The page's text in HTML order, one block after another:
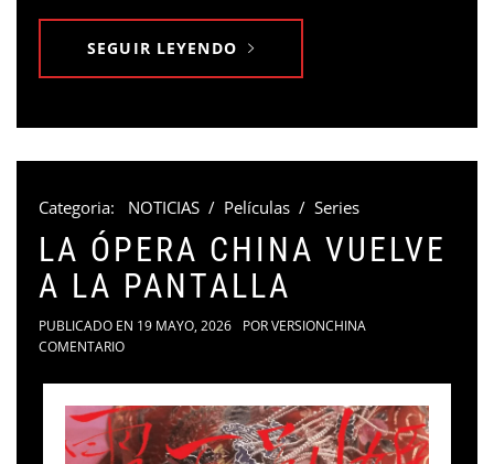
SEGUIR LEYENDO
Categoria: NOTICIAS / Películas / Series
LA ÓPERA CHINA VUELVE
A LA PANTALLA
PUBLICADO EN 19 MAYO, 2026 PORVERSIONCHINA
COMENTARIO